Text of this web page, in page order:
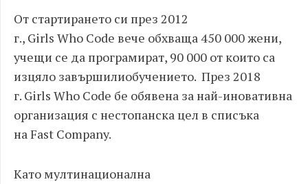
От стартирането си през 2012
г., Girls Who Code вече обхваща 450 000 жени,
учещи се да програмират, 90 000 от които са
изцяло завършилиобучението. През 2018
г. Girls Who Code бе обявена за най-иновативна
организация с нестопанска цел в списъка
на Fast Company.
Като мултинационална